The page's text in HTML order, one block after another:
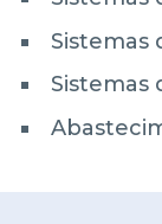
Sistemas
Sistemas